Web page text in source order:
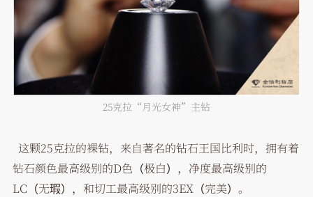
25克拉“月光女神”主钻
这颗25克拉的裸钻，来自著名的钻石王国比利时，拥有着
钻石颜色最高级别的D色（极白），净度最高级别的
LC（无瑕），和切工最高级别的3EX（完美）。